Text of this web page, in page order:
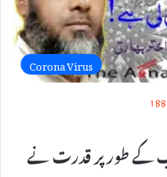
Corona Virus
188
کے طور پر قدرت نے